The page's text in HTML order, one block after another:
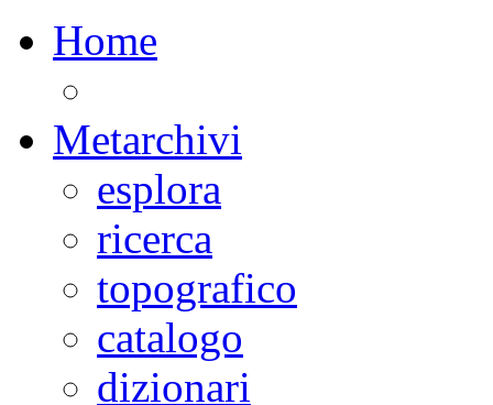
Home
Metarchivi
esplora
ricerca
topografico
catalogo
dizionari